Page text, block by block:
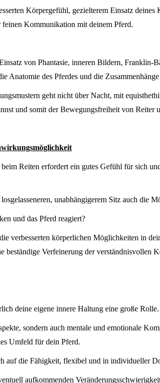
Körpergefühl, gezielterem Einsatz
Kommunikation mit deinem Pferd.
von Phantasie, inneren Bildern, Franklin-
Anatomie des Pferdes und die
geht nicht über Nacht, mit
und somit der Bewegungsfreiheit von Reiter
Reiten erfordert ein gutes Gefühl für sich
unabhängigerem Sitz auch die
und das Pferd reagiert?
verbesserten körperlichen Möglichkeiten in
beständige Verfeinerung der verständnisvollen
deine eigene innere Haltung eine große Rolle.
sondern auch mentale und emotionale
Umfeld für dein Pferd.
auf die Fähigkeit, flexibel und in individueller
aufkommenden